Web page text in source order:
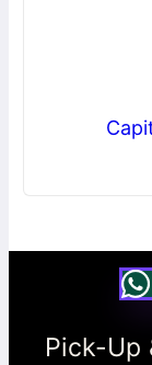
Pick-Up